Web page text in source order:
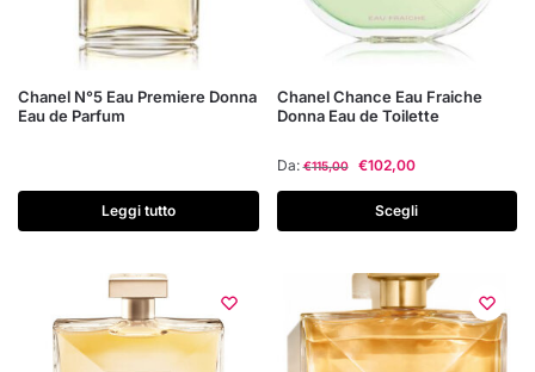
prodotto
prodotto
Chanel N°5 Eau Premiere Donna
Eau de Parfum
Leggi tutto
Chanel Chance Eau Fraiche
Donna Eau de Toilette
Da:€115,00 €102,00
Scegli
Questo
prodotto
Le
essere
scelte